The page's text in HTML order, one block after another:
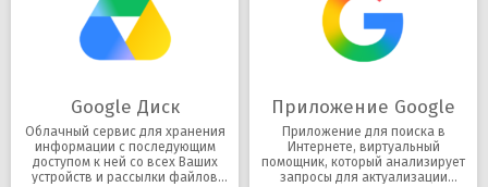
Google Диск
Облачный сервис для хранения
информации с последующим
доступом к ней со всех Ваших
устройств и рассылки файлов
Приложение Google
Приложение для поиска в
Интернете, виртуальный
помощник, который анализирует
запросы для актуализации